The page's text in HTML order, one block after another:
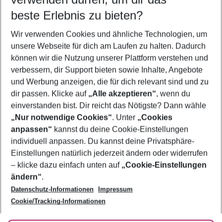
5-8 Nächte
2 Erwachsene Keine Kinder
Mehr Filter anzeigen
Footer
Footer navigation
Über uns
AGB
Bestpreisgarantie
Cookie-Einstellungen ändern
Cookie-Richtlinie
Agenturbetreuung
Barrierefreies Reisen
Folge uns
beste Erlebnis zu bieten?
Wir verwenden Cookies und ähnliche Technologien, um
unsere Webseite für dich am Laufen zu halten. Dadurch
können wir die Nutzung unserer Plattform verstehen und
verbessern, dir Support bieten sowie Inhalte, Angebote
und Werbung anzeigen, die für dich relevant sind und zu
dir passen. Klicke auf „Alle akzeptieren“, wenn du
einverstanden bist. Dir reicht das Nötigste? Dann wähle
„Nur notwendige Cookies“. Unter „Cookies
anpassen“ kannst du deine Cookie-Einstellungen
individuell anpassen. Du kannst deine Privatsphäre-
Einstellungen natürlich jederzeit ändern oder widerrufen
– klicke dazu einfach unten auf „Cookie-Einstellungen
ändern“.
Datenschutz-Informationen
Impressum
Cookie/Tracking-Informationen